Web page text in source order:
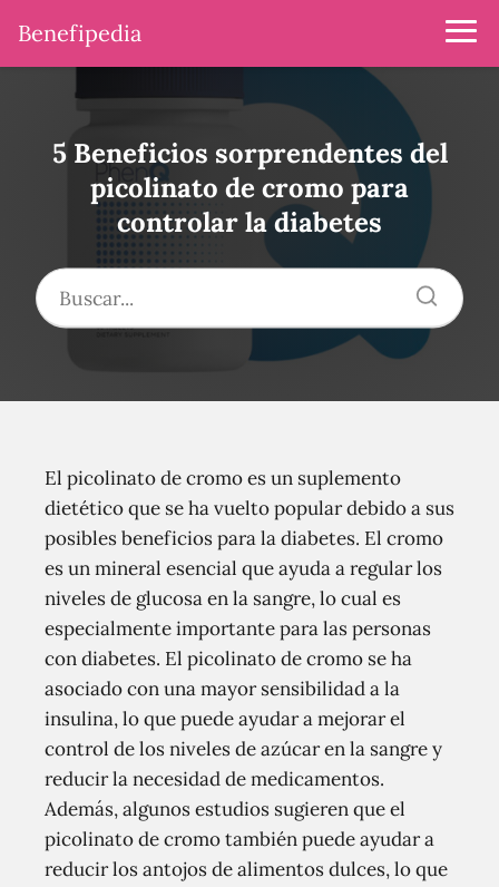
Benefipedia
5 Beneficios sorprendentes del
picolinato de cromo para
controlar la diabetes
El picolinato de cromo es un suplemento
dietético que se ha vuelto popular debido a sus
posibles beneficios para la diabetes. El cromo
es un mineral esencial que ayuda a regular los
niveles de glucosa en la sangre, lo cual es
especialmente importante para las personas
con diabetes. El picolinato de cromo se ha
asociado con una mayor sensibilidad a la
insulina, lo que puede ayudar a mejorar el
control de los niveles de azúcar en la sangre y
reducir la necesidad de medicamentos.
Además, algunos estudios sugieren que el
picolinato de cromo también puede ayudar a
reducir los antojos de alimentos dulces, lo que